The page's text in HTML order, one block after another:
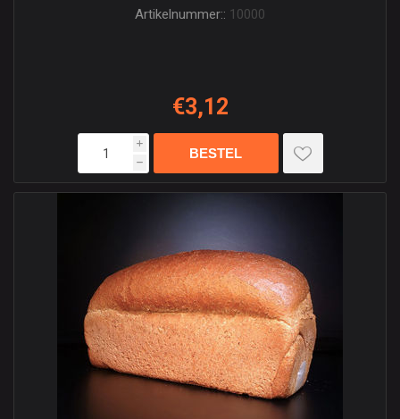
Artikelnummer:: 10000
€3,12
i
h